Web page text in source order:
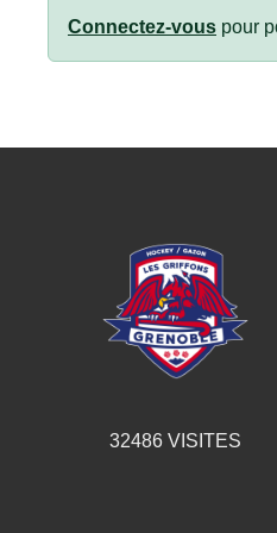
Connectez-vous pour
32486VISITES